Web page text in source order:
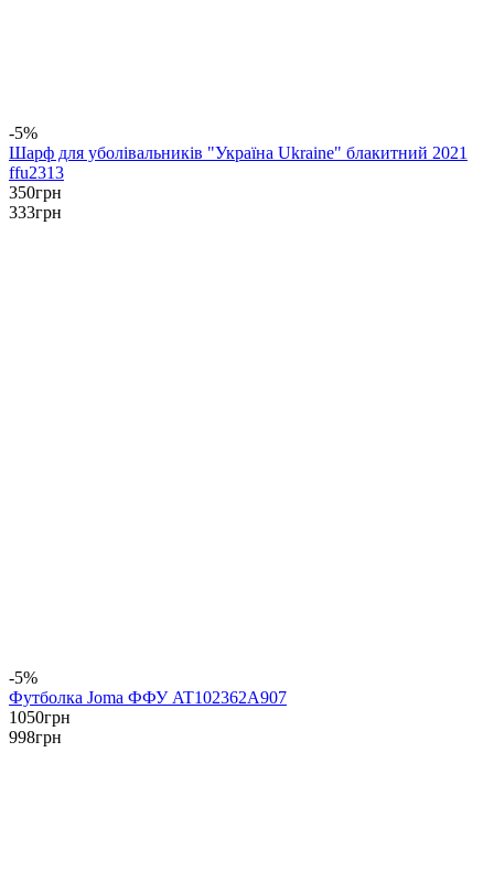
-5%
Шарф для уболівальників "Україна Ukraine" блакитний 2021
ffu2313
350грн
333грн
-5%
Футболка Joma ФФУ AT102362A907
1050грн
998грн